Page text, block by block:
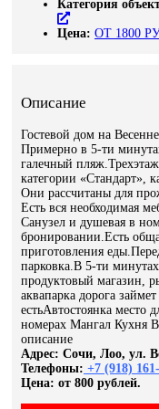
Категория
Цена: ОТ 1800
Описание
Гостевой дом на
Примерно в 5-ти
галечный
категории «Стандарт»,
Они рассчитаны для
Есть вся необходимая
Санузел и душевая в
бронировании.Есть
приготовления
парковка.В 5-ти
продуктовый магазин,
аквапарка дорога
естьАвтостоянка место
номерах Мангал Кухня
описание
Адрес: Сочи, Лоо, ул.
Телефоны: +7 (918)
Цена: от 800 рублей.